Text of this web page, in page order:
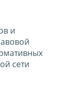
и
сети